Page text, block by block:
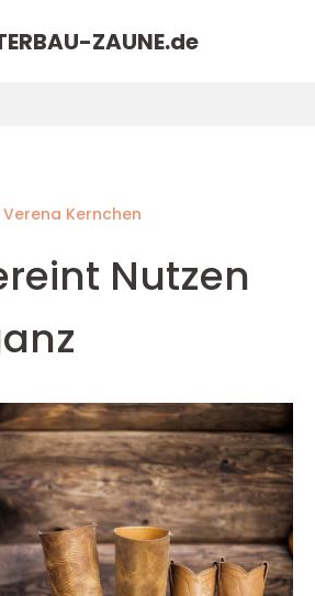
ZAUNE.de
Verena Kernchen
Nutzen